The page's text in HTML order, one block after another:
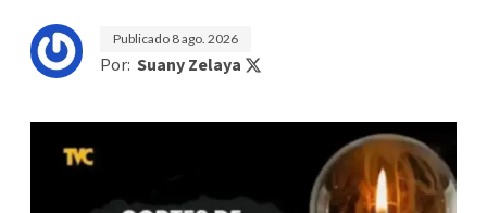
Publicado 8 ago. 2026
Por: Suany Zelaya